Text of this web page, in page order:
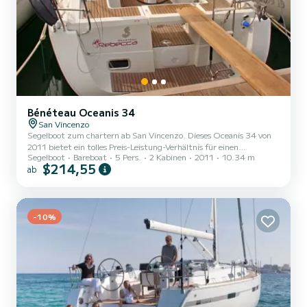
Bénéteau Oceanis 34
San Vincenzo
Segelboot zum chartern ab San Vincenzo. Dieses Oceanis 34 von
2011 bietet ein tolles Preis-Leistung-Verhältnis für einen
mehrtägigen oder mehrwöchigen Törn. Das Segelboot ist 10 Meter
lang und verfügt über 29 PS. Mit seinen 2 Kabinen kann das Schiff
Gelattetes Großsegel und einem Rollgenua ausgestattet. Es ist
unter and...
Segelboot Bareboat 5 Pers. 2 Kabinen 2011 10.34 m
ab $214,55
-10%